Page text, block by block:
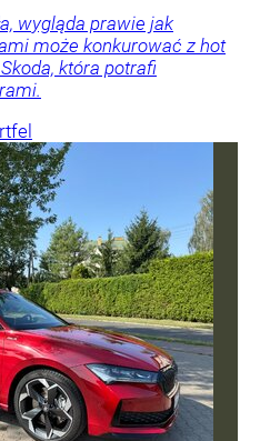
wygląda prawie jak
może konkurować z hot
która potrafi